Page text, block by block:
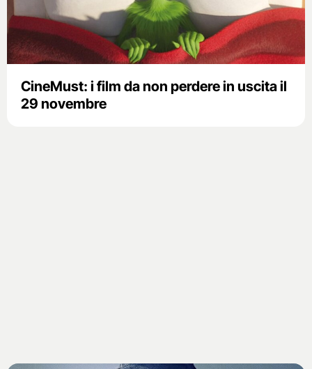
CineMust: i film da non perdere in uscita il
29 novembre